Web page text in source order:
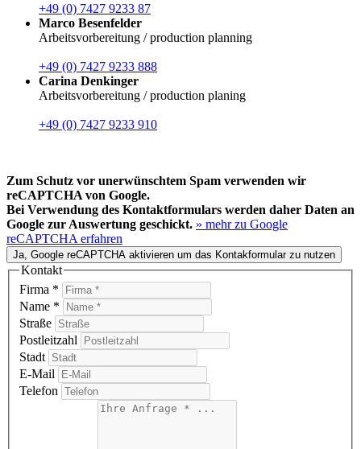
+49 (0) 7427 9233 87
Marco Besenfelder
Arbeitsvorbereitung / production planning
+49 (0) 7427 9233 888
Carina Denkinger
Arbeitsvorbereitung / production planing
+49 (0) 7427 9233 910
Zum Schutz vor unerwünschtem Spam verwenden wir
reCAPTCHA von Google.
Bei Verwendung des Kontaktformulars werden daher Daten an
Google zur Auswertung geschickt. » mehr zu Google
reCAPTCHA erfahren
Ja, Google reCAPTCHA aktivieren um das Kontakformular zu nutzen
Kontakt
Firma *
Name *
Straße
Postleitzahl
Stadt
E-Mail
Telefon